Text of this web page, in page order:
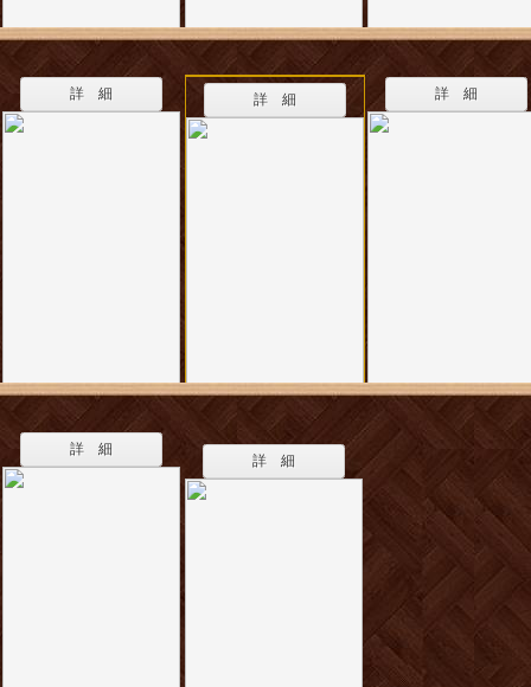
詳 細 詳 細 詳 細
詳 細
詳 細